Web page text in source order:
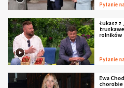
Pytanie
Łukasz z
rolników
Pytanie
Ewa
chorobie